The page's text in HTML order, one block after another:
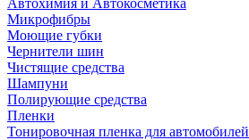
Автохимия и Автокосметика
Микрофибры
Моющие губки
Чернители шин
Чистящие средства
Шампуни
Полирующие средства
Пленки
Тонировочная пленка для автомобилей